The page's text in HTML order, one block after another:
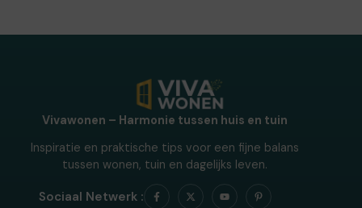
Vivawonen – Harmonie tussen huis en tuin
Inspiratie en praktische tips voor een fijne balans
tussen wonen, tuin en dagelijks leven.
Sociaal Netwerk :